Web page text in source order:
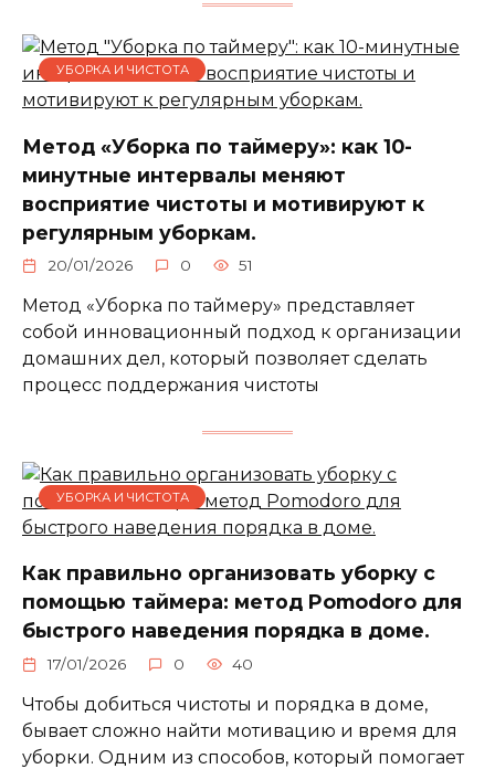
УБОРКА И ЧИСТОТА
Метод «Уборка по таймеру»: как 10-
минутные интервалы меняют
восприятие чистоты и мотивируют к
регулярным уборкам.
20/01/2026 0 51
Метод «Уборка по таймеру» представляет
собой инновационный подход к организации
домашних дел, который позволяет сделать
процесс поддержания чистоты
УБОРКА И ЧИСТОТА
Как правильно организовать уборку с
помощью таймера: метод Pomodoro для
быстрого наведения порядка в доме.
17/01/2026 0 40
Чтобы добиться чистоты и порядка в доме,
бывает сложно найти мотивацию и время для
уборки. Одним из способов, который помогает